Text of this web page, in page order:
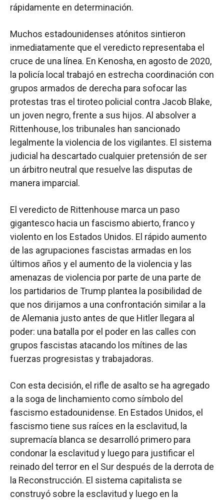
rápidamente en determinación.
Muchos estadounidenses atónitos sintieron
inmediatamente que el veredicto representaba el
cruce de una línea. En Kenosha, en agosto de 2020,
la policía local trabajó en estrecha coordinación con
grupos armados de derecha para sofocar las
protestas tras el tiroteo policial contra Jacob Blake,
un joven negro, frente a sus hijos. Al absolver a
Rittenhouse, los tribunales han sancionado
legalmente la violencia de los vigilantes. El sistema
judicial ha descartado cualquier pretensión de ser
un árbitro neutral que resuelve las disputas de
manera imparcial.
El veredicto de Rittenhouse marca un paso
gigantesco hacia un fascismo abierto, franco y
violento en los Estados Unidos. El rápido aumento
de las agrupaciones fascistas armadas en los
últimos años y el aumento de la violencia y las
amenazas de violencia por parte de una parte de
los partidarios de Trump plantea la posibilidad de
que nos dirijamos a una confrontación similar a la
de Alemania justo antes de que Hitler llegara al
poder: una batalla por el poder en las calles con
grupos fascistas atacando los mítines de las
fuerzas progresistas y trabajadoras.
Con esta decisión, el rifle de asalto se ha agregado
a la soga de linchamiento como símbolo del
fascismo estadounidense. En Estados Unidos, el
fascismo tiene sus raíces en la esclavitud, la
supremacía blanca se desarrolló primero para
condonar la esclavitud y luego para justificar el
reinado del terror en el Sur después de la derrota de
la Reconstrucción. El sistema capitalista se
construyó sobre la esclavitud y luego en la